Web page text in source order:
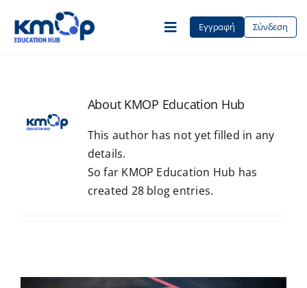
content
Toggle
Σχετικά με εμάς
Contact
Εγγραφή Σύνδεση
About KMOP Education Hub
This author has not yet filled in any
details.
So far KMOP Education Hub has
created 28 blog entries.